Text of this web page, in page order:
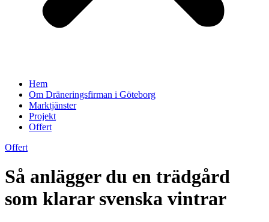
Hem
Om Dräneringsfirman i Göteborg
Marktjänster
Projekt
Offert
Offert
Så anlägger du en trädgård
som klarar svenska vintrar